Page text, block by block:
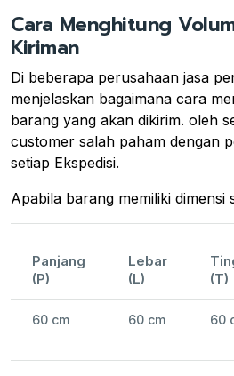
Cara Menghitung
Kiriman
Di beberapa perusahaan jasa
menjelaskan bagaimana cara
barang yang akan dikirim. oleh
customer salah paham dengan
setiap Ekspedisi.
Apabila barang memiliki dimensi
Panjang
(P)
Lebar
(L)
(T)
60 cm 60 cm 60